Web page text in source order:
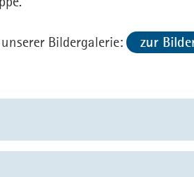
Bildergalerie: zur